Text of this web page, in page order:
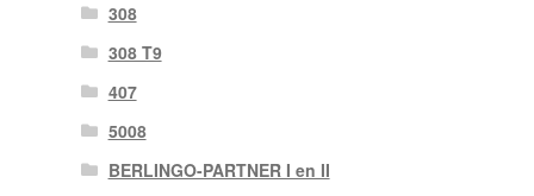
308
308 T9
407
5008
BERLINGO-PARTNER I en II